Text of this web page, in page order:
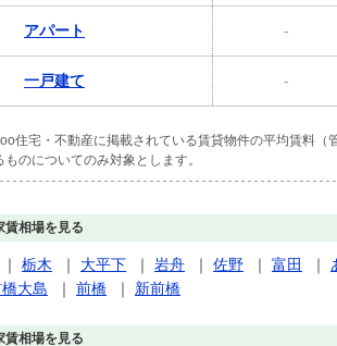
アパート -
一戸建て -
住宅・不動産に掲載されている賃貸物件の平均賃料
のについてのみ対象とします。
賃相場を見る
｜ 栃木 ｜ 大平下 ｜ 岩舟 ｜ 佐野 ｜ 富田 ｜
大島 ｜ 前橋 ｜ 新前橋
賃相場を見る